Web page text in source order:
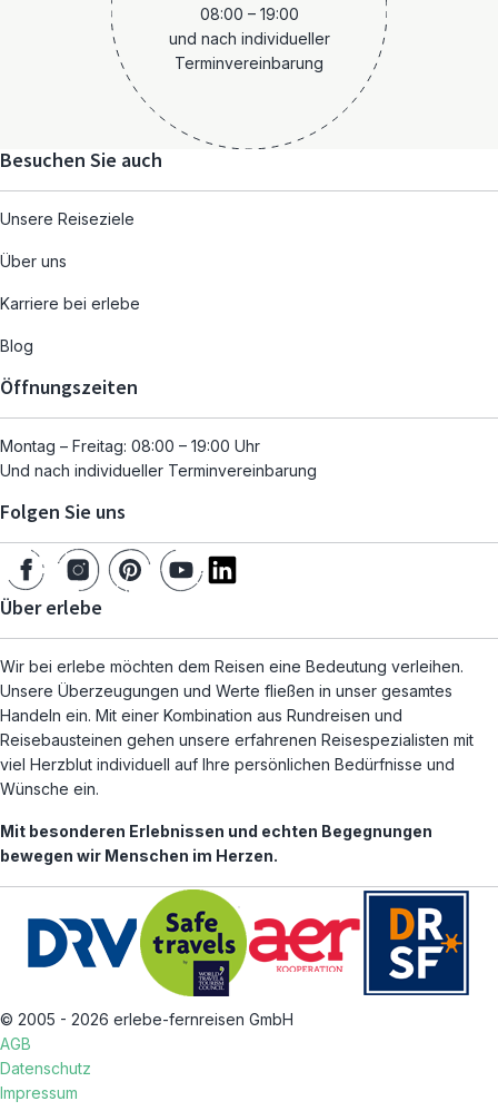
08:00 – 19:00
und nach individueller
Terminvereinbarung
Besuchen Sie auch
Unsere Reiseziele
Über uns
Karriere bei erlebe
Blog
Öffnungszeiten
Montag – Freitag: 08:00 – 19:00 Uhr
Und nach individueller Terminvereinbarung
Folgen Sie uns
Über erlebe
Wir bei erlebe möchten dem Reisen eine Bedeutung verleihen.
Unsere Überzeugungen und Werte fließen in unser gesamtes
Handeln ein. Mit einer Kombination aus Rundreisen und
Reisebausteinen gehen unsere erfahrenen Reisespezialisten mit
viel Herzblut individuell auf Ihre persönlichen Bedürfnisse und
Wünsche ein.
Mit besonderen Erlebnissen und echten Begegnungen
bewegen wir Menschen im Herzen.
© 2005 - 2026 erlebe-fernreisen GmbH
AGB
Datenschutz
Impressum